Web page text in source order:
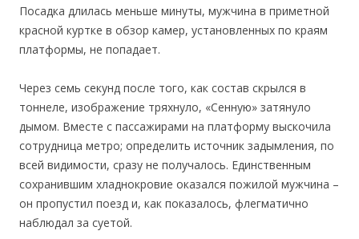
Посадка длилась меньше минуты, мужчина в приметной
красной куртке в обзор камер, установленных по краям
платформы, не попадает.
Через семь секунд после того, как состав скрылся в
тоннеле, изображение тряхнуло, «Сенную» затянуло
дымом. Вместе с пассажирами на платформу выскочила
сотрудница метро; определить источник задымления, по
всей видимости, сразу не получалось. Единственным
сохранившим хладнокровие оказался пожилой мужчина –
он пропустил поезд и, как показалось, флегматично
наблюдал за суетой.